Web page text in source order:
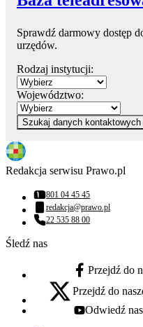
Sprawdź darmowy dostęp
urzędów.
Rodzaj instytucji:
Województwo:
Szukaj danych kontaktowych
Redakcja serwisu Prawo.pl
Numer telefonu:
801 04 45 45
Adres email:
redakcja@prawo.pl
Numer telefonu:
22 535 88 00
Śledź nas
facebook - otwiera
Przejdź do
x - otwiera się w nowej
Przejdź do
youtube - otwiera
Odwiedź